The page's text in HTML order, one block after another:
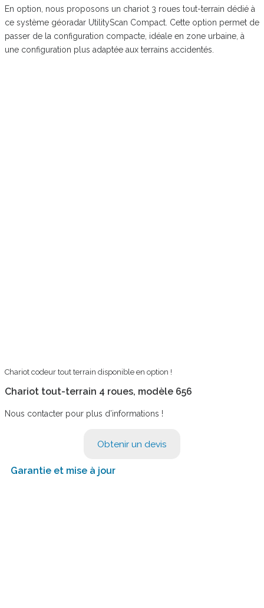
En option, nous proposons un chariot 3 roues tout-terrain dédié à
ce système géoradar UtilityScan Compact. Cette option permet de
passer de la configuration compacte, idéale en zone urbaine, à
une configuration plus adaptée aux terrains accidentés.
Chariot codeur tout terrain disponible en option !
Chariot tout-terrain 4 roues, modèle 656
Nous contacter pour plus d’informations !
Obtenir un devis
Garantie et mise à jour